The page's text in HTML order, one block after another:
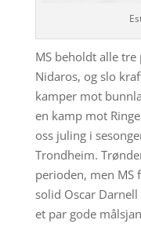
MS beholdt alle
Nidaros, og slo
kamper mot
en kamp mot
oss juling i
Trondheim.
perioden, men MS
solid Oscar
et par gode